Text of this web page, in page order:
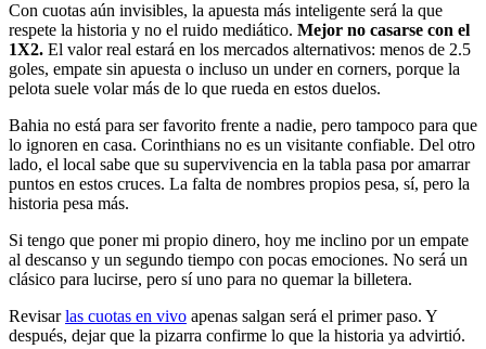
Con cuotas aún invisibles, la apuesta más inteligente será la que
respete la historia y no el ruido mediático. Mejor no casarse con el
1X2. El valor real estará en los mercados alternativos: menos de 2.5
goles, empate sin apuesta o incluso un under en corners, porque la
pelota suele volar más de lo que rueda en estos duelos.
Bahia no está para ser favorito frente a nadie, pero tampoco para que
lo ignoren en casa. Corinthians no es un visitante confiable. Del otro
lado, el local sabe que su supervivencia en la tabla pasa por amarrar
puntos en estos cruces. La falta de nombres propios pesa, sí, pero la
historia pesa más.
Si tengo que poner mi propio dinero, hoy me inclino por un empate
al descanso y un segundo tiempo con pocas emociones. No será un
clásico para lucirse, pero sí uno para no quemar la billetera.
Revisarlas cuotas en vivo apenas salgan será el primer paso. Y
después, dejar que la pizarra confirme lo que la historia ya advirtió.